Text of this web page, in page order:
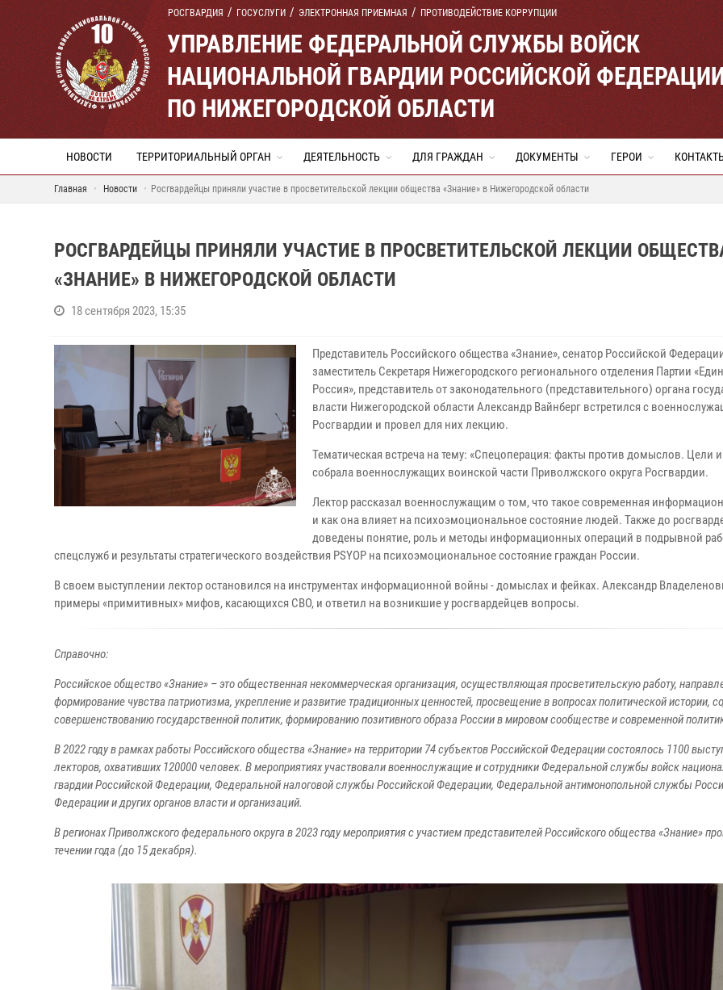
РОСГВАРДИЯ ГОСУСЛУГИ ЭЛЕКТРОННАЯ ПРИЕМНАЯ ПРОТИВОДЕЙСТВИЕ КОРРУПЦИИ
УПРАВЛЕНИЕ ФЕДЕРАЛЬНОЙ СЛУЖБЫ ВОЙСК
НАЦИОНАЛЬНОЙ ГВАРДИИ РОССИЙСКОЙ
ПО НИЖЕГОРОДСКОЙ ОБЛАСТИ
НОВОСТИ ТЕРРИТОРИАЛЬНЫЙ ОРГАН ДЕЯТЕЛЬНОСТЬ ДЛЯ ГРАЖДАН ДОКУМЕНТЫ ГЕРОИ
Главная Новости Росгвардейцы приняли участие в просветительской лекции общества «Знание» в Нижегородской области
РОСГВАРДЕЙЦЫ ПРИНЯЛИ УЧАСТИЕ В ПРОСВЕТИТЕЛЬСКОЙ ЛЕКЦИИ
«ЗНАНИЕ» В НИЖЕГОРОДСКОЙ ОБЛАСТИ
18 сентября 2023, 15:35
Представитель Российского общества «Знание», сенатор Российской
заместитель Секретаря Нижегородского регионального отделения Партии
Россия», представитель от законодательного (представительного) органа
власти Нижегородской области Александр Вайнберг встретился с
Росгвардии и провел для них лекцию.
Тематическая встреча на тему: «Спецоперация: факты против домыслов. Цели
собрала военнослужащих воинской части Приволжского округа Росгвардии.
Лектор рассказал военнослужащим о том, что такое современная
и как она влияет на психоэмоциональное состояние людей. Также до
доведены понятие, роль и методы информационных операций в подрывной
спецслужб и результаты стратегического воздействия PSYOP на психоэмоциональное состояние граждан России.
В своем выступлении лектор остановился на инструментах информационной войны - домыслах и фейках. Александр
примеры «примитивных» мифов, касающихся СВО, и ответил на возникшие у росгвардейцев вопросы.
Справочно:
Российское общество «Знание» – это общественная некоммерческая организация, осуществляющая просветительскую работу,
формирование чувства патриотизма, укрепление и развитие традиционных ценностей, просвещение в вопросах политической истории,
совершенствованию государственной политик, формированию позитивного образа России в мировом сообществе и современной
В 2022 году в рамках работы Российского общества «Знание» на территории 74 субъектов Российской Федерации состоялось 1100
лекторов, охвативших 120000 человек. В мероприятиях участвовали военнослужащие и сотрудники Федеральной службы войск
гвардии Российской Федерации, Федеральной налоговой службы Российской Федерации, Федеральной антимонопольной службы
Федерации и других органов власти и организаций.
В регионах Приволжского федерального округа в 2023 году мероприятия с участием представителей Российского общества «Знание»
течении года (до 15 декабря).